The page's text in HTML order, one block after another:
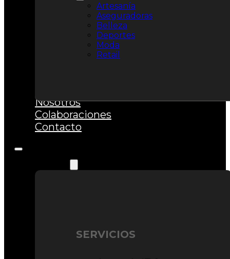
Artesanía
Aseguradoras
Belleza
Deportes
Moda
Retail
Nosotros
Colaboraciones
Contacto
SERVICIOS